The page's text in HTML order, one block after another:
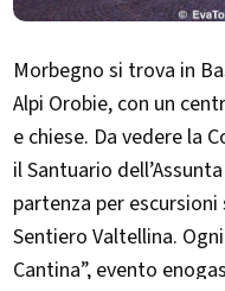
Morbegno si trova in
Alpi Orobie, con un
e chiese. Da vedere la
il Santuario
partenza per
Sentiero Valtellina.
Cantina”, evento